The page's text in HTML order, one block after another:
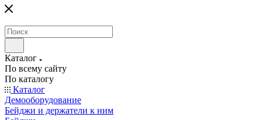
Каталог
По всему сайту
По каталогу
Каталог
Демооборудование
Бейджи и держатели к ним